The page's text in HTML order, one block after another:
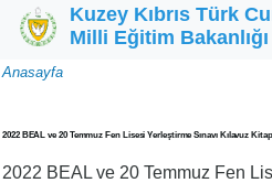
Ana içeriğe atla
Kuzey Kıbrıs Türk
Milli Eğitim Bakanlığı
Sayfa
Anasayfa
2022 BEAL ve 20 Temmuz Fen Lisesi Yerleştirme Sınavı Kılavuz
2022 BEAL ve 20 Temmuz Fen